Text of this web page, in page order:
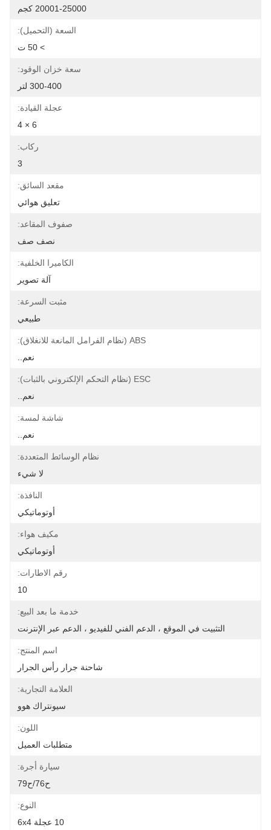
20001-25000 كجم
السعة (التحميل):
> 50 ت
سعة خزان الوقود:
300-400 لتر
عجلة القيادة:
6 × 4
ركاب:
3
مقعد السائق:
تعليق هوائي
صفوف المقاعد:
نصف صف
الكاميرا الخلفية:
آلة تصوير
مثبت السرعة:
طبيعي
ABS (نظام الفرامل المانعة للانغلاق):
نعم..
ESC (نظام التحكم الإلكتروني بالثبات):
نعم..
شاشة لمسة:
نعم..
نظام الوسائط المتعددة:
لا شيء
النافذة:
أوتوماتيكي
مكيف هواء:
أوتوماتيكي
رقم الاطارات:
10
خدمة ما بعد البيع:
التثبيت في الموقع ، الدعم الفني للفيديو ، الدعم عبر الإنترنت
اسم المنتج:
شاحنة جرار رأس الجرار
العلامة التجارية:
سيونتراك هوو
اللون:
متطلبات العميل
سيارة أجرة:
ح76/ح79
النوع:
10 عجلة 6x4